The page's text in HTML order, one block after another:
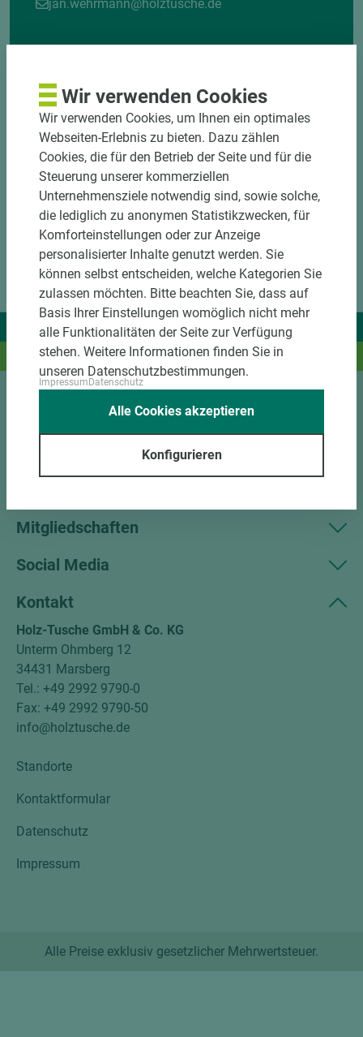
jan.wehrmann@holztusche.de
Wir liefern Ideen.
Und das passende Holz dazu.
Mitgliedschaften
Social Media
Kontakt
Holz-Tusche GmbH & Co. KG
Unterm Ohmberg 12
34431 Marsberg
Tel.: +49 2992 9790-0
Fax: +49 2992 9790-50
info@holztusche.de
Standorte
Kontaktformular
Datenschutz
Impressum
Alle Preise exklusiv gesetzlicher Mehrwertsteuer.
Wir verwenden Cookies
Wir verwenden Cookies, um Ihnen ein optimales
Webseiten-Erlebnis zu bieten. Dazu zählen
Cookies, die für den Betrieb der Seite und für die
Steuerung unserer kommerziellen
Unternehmensziele notwendig sind, sowie solche,
die lediglich zu anonymen Statistikzwecken, für
Komforteinstellungen oder zur Anzeige
personalisierter Inhalte genutzt werden. Sie
können selbst entscheiden, welche Kategorien Sie
zulassen möchten. Bitte beachten Sie, dass auf
Basis Ihrer Einstellungen womöglich nicht mehr
alle Funktionalitäten der Seite zur Verfügung
stehen. Weitere Informationen finden Sie in
unseren Datenschutzbestimmungen.
Impressum Datenschutz
Konfigurieren
Alle Cookies akzeptieren